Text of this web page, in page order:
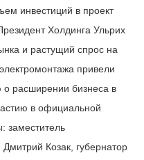
инвестиций в проект
Холдинга Ульрих
и растущий спрос на
привели
о расширении бизнеса в
в официальной
заместитель
Козак, губернатор